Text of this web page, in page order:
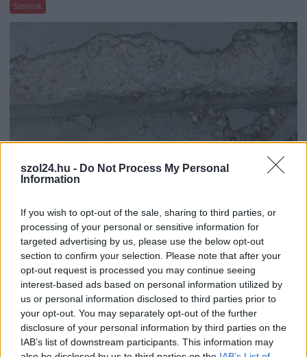
szol24.hu - Do Not Process My Personal
Information
If you wish to opt-out of the sale, sharing to third parties, or
processing of your personal or sensitive information for
targeted advertising by us, please use the below opt-out
section to confirm your selection. Please note that after your
opt-out request is processed you may continue seeing
interest-based ads based on personal information utilized by
us or personal information disclosed to third parties prior to
your opt-out. You may separately opt-out of the further
disclosure of your personal information by third parties on the
IAB’s list of downstream participants. This information may
Szolnok
2026.08.06.
Csendélet 5.0: alig balesetveszélyes lépcső és
remek állapotban levő buszmegálló mutatja, hogy
Szolnok mennyire élhető város
Ha csak ezeket a képeket látnánk, azt gondolnánk, hogy az
egyik leglepusztultabb balkáni vidéken járunk, de...
Szolnok